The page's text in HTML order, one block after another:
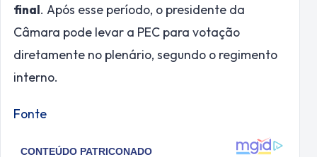
final. Após esse período, o presidente da
Câmara pode levar a PEC para votação
diretamente no plenário, segundo o regimento
interno.
Fonte